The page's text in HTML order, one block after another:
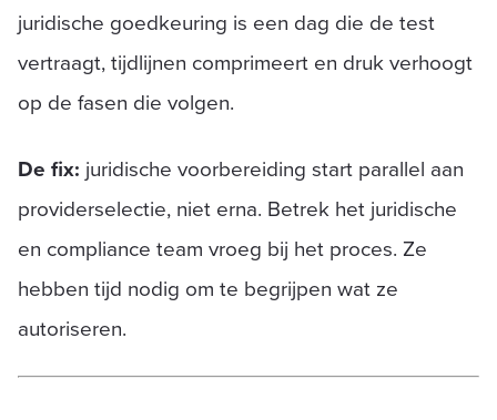
juridische goedkeuring is een dag die de test
vertraagt, tijdlijnen comprimeert en druk verhoogt
op de fasen die volgen.
De fix: juridische voorbereiding start parallel aan
providerselectie, niet erna. Betrek het juridische
en compliance team vroeg bij het proces. Ze
hebben tijd nodig om te begrijpen wat ze
autoriseren.